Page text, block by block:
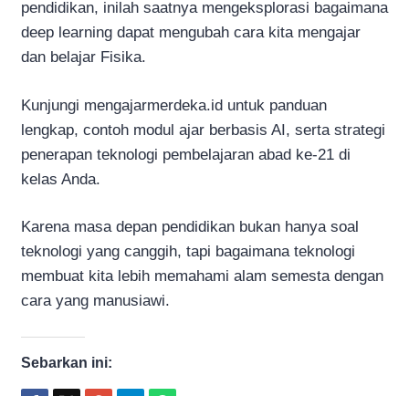
pendidikan, inilah saatnya mengeksplorasi bagaimana
deep learning dapat mengubah cara kita mengajar
dan belajar Fisika.
Kunjungi mengajarmerdeka.id untuk panduan
lengkap, contoh modul ajar berbasis AI, serta strategi
penerapan teknologi pembelajaran abad ke-21 di
kelas Anda.
Karena masa depan pendidikan bukan hanya soal
teknologi yang canggih, tapi bagaimana teknologi
membuat kita lebih memahami alam semesta dengan
cara yang manusiawi.
Sebarkan ini: